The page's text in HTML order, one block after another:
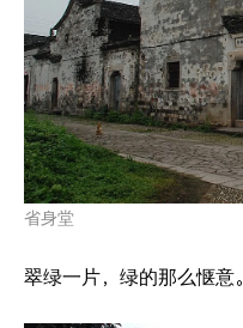
省身堂
翠绿一片，绿的那么惬意。